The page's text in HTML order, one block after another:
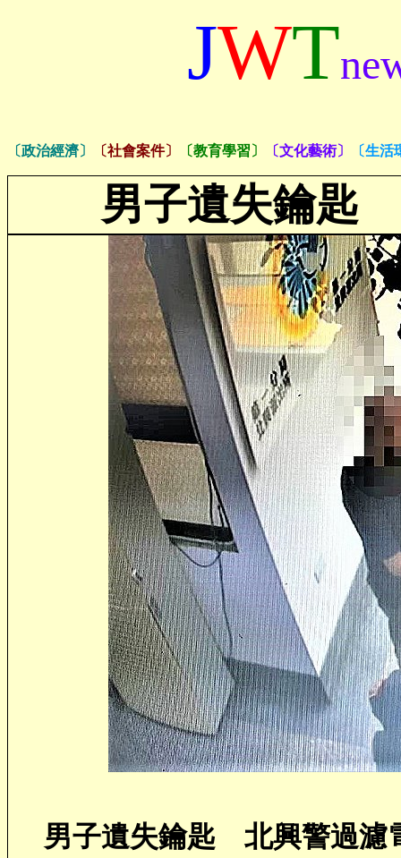
JWT
〔政治經濟〕 〔社會案件〕 〔教育學習〕 〔文化藝術〕 〔生活
男子遺失鑰匙
男子遺失鑰匙 北興警過濾